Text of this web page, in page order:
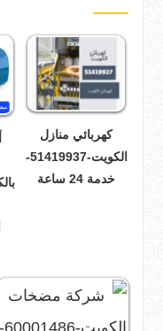
كهربائي منازل
الكويت-51419937-
خدمة 24 ساعة